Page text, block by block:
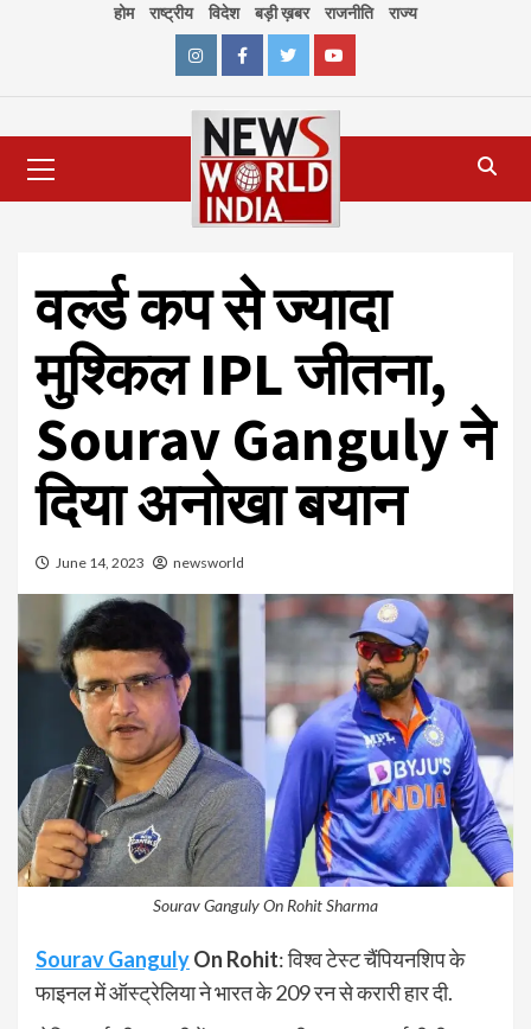
होम राष्ट्रीय विदेश बड़ी ख़बर राजनीति राज्य
InstagramFacebookTwitterYoutube
Menu
वर्ल्ड कप से ज्यादा
मुश्किल IPL जीतना,
Sourav Ganguly ने
दिया अनोखा बयान
June 14, 2023 newsworld
Sourav Ganguly On Rohit Sharma
Sourav GangulyOn Rohit: विश्व टेस्ट चैंपियनशिप के
फाइनल में ऑस्ट्रेलिया ने भारत के 209 रन से करारी हार दी.